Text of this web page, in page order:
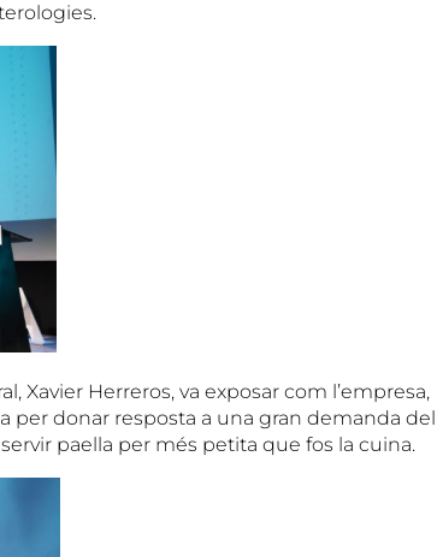
Xavier Herreros, va exposar com l’empresa,
per donar resposta a una gran demanda del
paella per més petita que fos la cuina.